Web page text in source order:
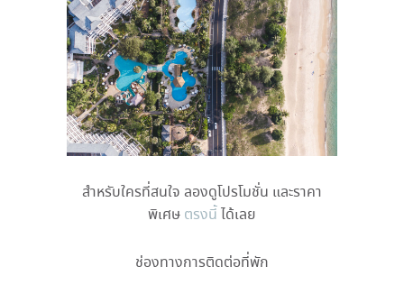
สำหรับใครที่สนใจ ลองดูโปรโมชั่น และราคา
พิเศษ ตรงนี้ ได้เลย
ช่องทางการติดต่อที่พัก